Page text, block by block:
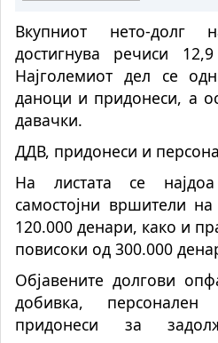
Вкупниот нето-долг
достигнува речиси
Најголемиот дел се
даноци и придонеси, а
давачки.
ДДВ, придонеси и
На листата се
самостојни вршители
120.000 денари, како и
повисоки од 300.000
Објавените долгови
добивка,
придонеси за